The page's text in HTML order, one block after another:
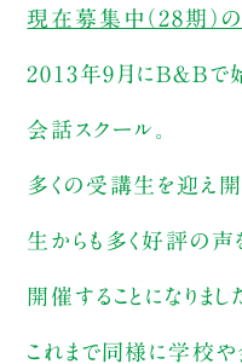
現在募集中（28期）の
2013年9月にB＆Bで
会話スクール。
多くの受講生を迎え
生からも多く好評の声
開催することになりました
これまで同様に学校